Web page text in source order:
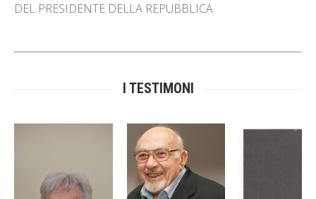
DEL PRESIDENTE DELLA REPUBBLICA
I TESTIMONI